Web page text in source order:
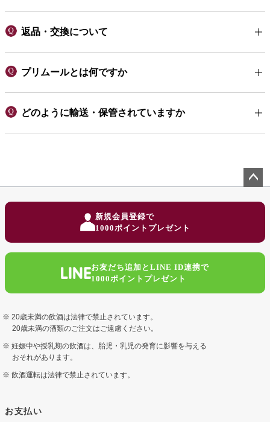
返品・交換について
プリムールとは何ですか
どのように輸送・保管されていますか
新規会員登録で
1000ポイントプレゼント
お友だち追加とLINE ID連携で
1000ポイントプレゼント
20歳未満の飲酒は法律で禁止されています。
20歳未満の酒類のご注文はご遠慮ください。
妊娠中や授乳期の飲酒は、胎児・乳児の発育に影響を与える
おそれがあります。
飲酒運転は法律で禁止されています。
お支払い